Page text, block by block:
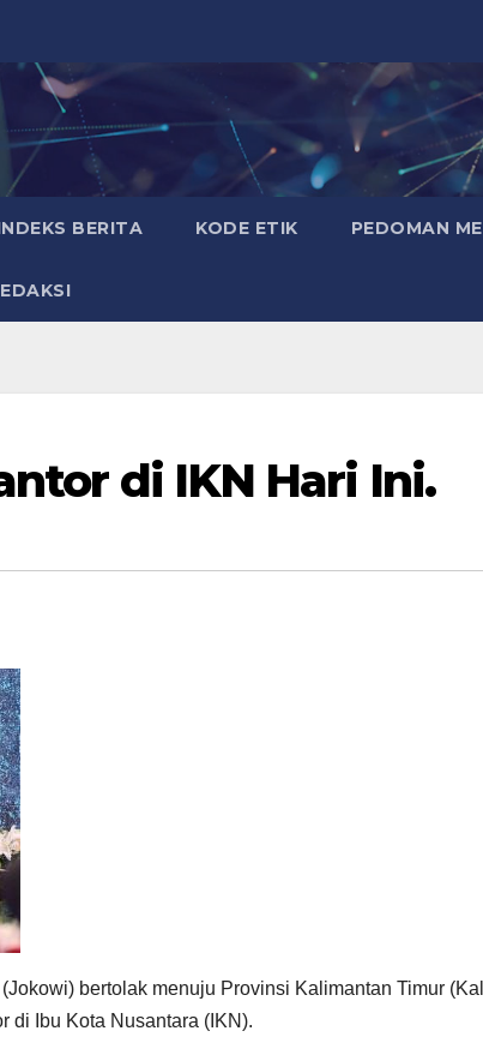
BERITA KODE ETIK PEDOMAN
di IKN Hari Ini.
bertolak menuju Provinsi Kalimantan Timur
di Ibu Kota Nusantara (IKN).